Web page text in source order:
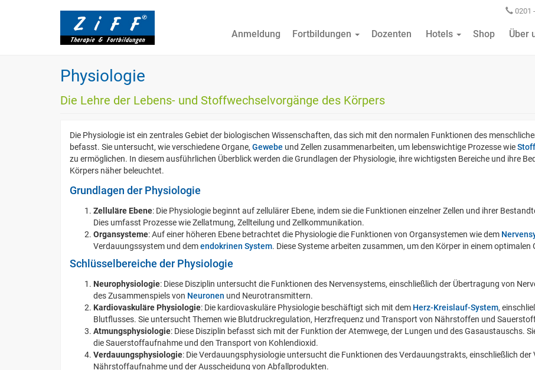
0201
Anmeldung Fortbildungen Dozenten Hotels Shop Über
Physiologie
Die Lehre der Lebens- und Stoffwechselvorgänge des Körpers
Die Physiologie ist ein zentrales Gebiet der biologischen Wissenschaften, das sich mit den normalen Funktionen des
befasst. Sie untersucht, wie verschiedene Organe, Gewebe und Zellen zusammenarbeiten, um lebenswichtige Prozesse wie
zu ermöglichen. In diesem ausführlichen Überblick werden die Grundlagen der Physiologie, ihre wichtigsten Bereiche und ihre
Körpers näher beleuchtet.
Grundlagen der Physiologie
Zelluläre Ebene: Die Physiologie beginnt auf zellulärer Ebene, indem sie die Funktionen einzelner Zellen und ihrer
Dies umfasst Prozesse wie Zellatmung, Zellteilung und Zellkommunikation.
Organsysteme: Auf einer höheren Ebene betrachtet die Physiologie die Funktionen von Organsystemen wie dem
Verdauungssystem und demendokrinen System. Diese Systeme arbeiten zusammen, um den Körper in einem
Schlüsselbereiche der Physiologie
Neurophysiologie: Diese Disziplin untersucht die Funktionen des Nervensystems, einschließlich der Übertragung von
des Zusammenspiels von Neuronen und Neurotransmittern.
Kardiovaskuläre Physiologie: Die kardiovaskuläre Physiologie beschäftigt sich mit dem Herz-Kreislauf-System,
Blutflusses. Sie untersucht Themen wie Blutdruckregulation, Herzfrequenz und Transport von Nährstoffen und
Atmungsphysiologie: Diese Disziplin befasst sich mit der Funktion der Atemwege, der Lungen und des Gasaustauschs.
die Sauerstoffaufnahme und den Transport von Kohlendioxid.
Verdauungsphysiologie: Die Verdauungsphysiologie untersucht die Funktionen des Verdauungstrakts, einschließlich
Nährstoffaufnahme und der Ausscheidung von Abfallprodukten.